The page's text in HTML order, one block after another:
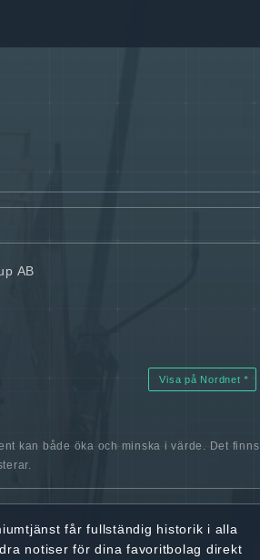
AB
Visa på Nordnet
kan både öka och minska i värde. Det finns
fårfullständig historik i alla
notiser för dina favoritbolag direkt